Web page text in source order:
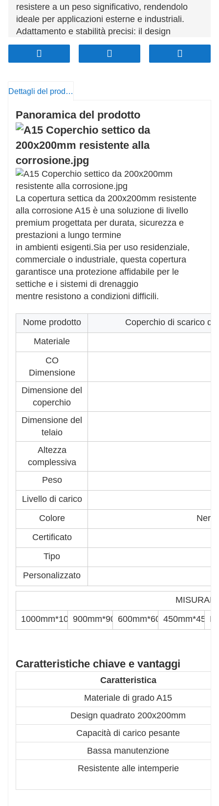
resistere a un peso significativo, rendendolo
ideale per applicazioni esterne e industriali.
Adattamento e stabilità precisi: il design
quadrato 200x200mm garantisce un
adattamento sicuro, prevenendo lo
manutenzione minima a causa della sua solida
corrosione.
Applicazione versatile: adatto per serbatoi
settici, sistemi di drenaggio e uso esterno,
impostazioni.
Dettagli del prodotto
Panoramica del prodotto
La copertura settica da 200x200mm resistente
alla corrosione A15 è una soluzione di livello
premium progettata per durata, sicurezza e
prestazioni a lungo termine
in ambienti esigenti.Sia per uso residenziale,
commerciale o industriale, questa copertura
garantisce una protezione affidabile per le
settiche e i sistemi di drenaggio
mentre resistono a condizioni difficili.
Nome prodotto
Coperchio di scarico
Materiale
CO
Dimensione
Dimensione del
coperchio
Dimensione del
telaio
Altezza
complessiva
Peso
Livello di carico
Colore
Certificato
Tipo
Personalizzato
1000mm*1000mm900mm*900mm600mm*600mm
Caratteristiche chiave e vantaggi
Caratteristica
Materiale di grado A15
Design quadrato 200x200mm
Capacità di carico pesante
Bassa manutenzione
Resistente alle intemperie